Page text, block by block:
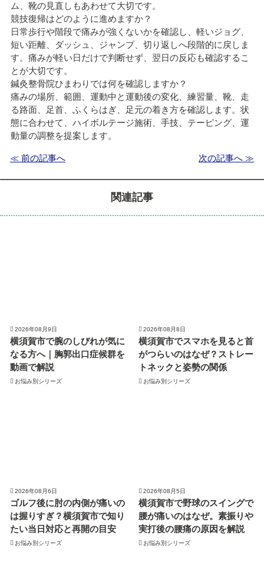
ム、靴の見直しもあわせて大切です。
競技復帰はどのように進めますか？
日常歩行や階段で痛みが強くないかを確認し、軽いジョグ、
短い距離、ダッシュ、ジャンプ、切り返しへ段階的に戻しま
す。痛みが軽い日だけで判断せず、翌日の反応も確認するこ
とが大切です。
鍼灸整骨院ひまわりでは何を確認しますか？
痛みの場所、範囲、運動中と運動後の変化、練習量、靴、走
る路面、足首、ふくらはぎ、足元の着き方を確認します。状
態に合わせて、ハイボルテージ施術、手技、テーピング、運
動量の調整を提案します。
≪ 前の記事へ 次の記事へ ≫
関連記事
2026年08月9日
横須賀市で腕のしびれが気に
なる方へ｜胸郭出口症候群を
動画で解説
お悩み別シリーズ
2026年08月8日
横須賀市でスマホを見ると首
がつらいのはなぜ？ストレー
トネックと姿勢の関係
お悩み別シリーズ
2026年08月6日
ゴルフ後に肘の内側が痛いの
は握りすぎ？横須賀市で知り
たい当日対応と再開の目安
お悩み別シリーズ
2026年08月5日
横須賀市で野球のスイングで
腰が痛いのはなぜ。素振りや
実打後の腰痛の原因を解説
お悩み別シリーズ